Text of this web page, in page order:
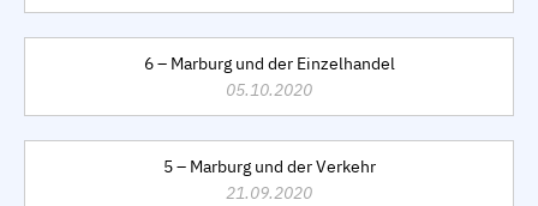
6 – Marburg und der Einzelhandel
05.10.2020
5 – Marburg und der Verkehr
21.09.2020